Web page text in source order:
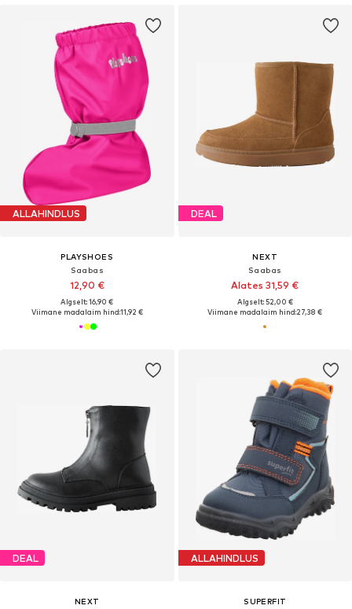
ALLAHINDLUS
PLAYSHOES
Saabas
12,90 €
Algselt: 16,90 €
Viimane madalaim hind:11,92 €
DEAL
NEXT
Saabas
Alates 31,59 €
Algselt: 52,00 €
Viimane madalaim hind:27,38 €
DEAL
NEXT
ALLAHINDLUS
SUPERFIT